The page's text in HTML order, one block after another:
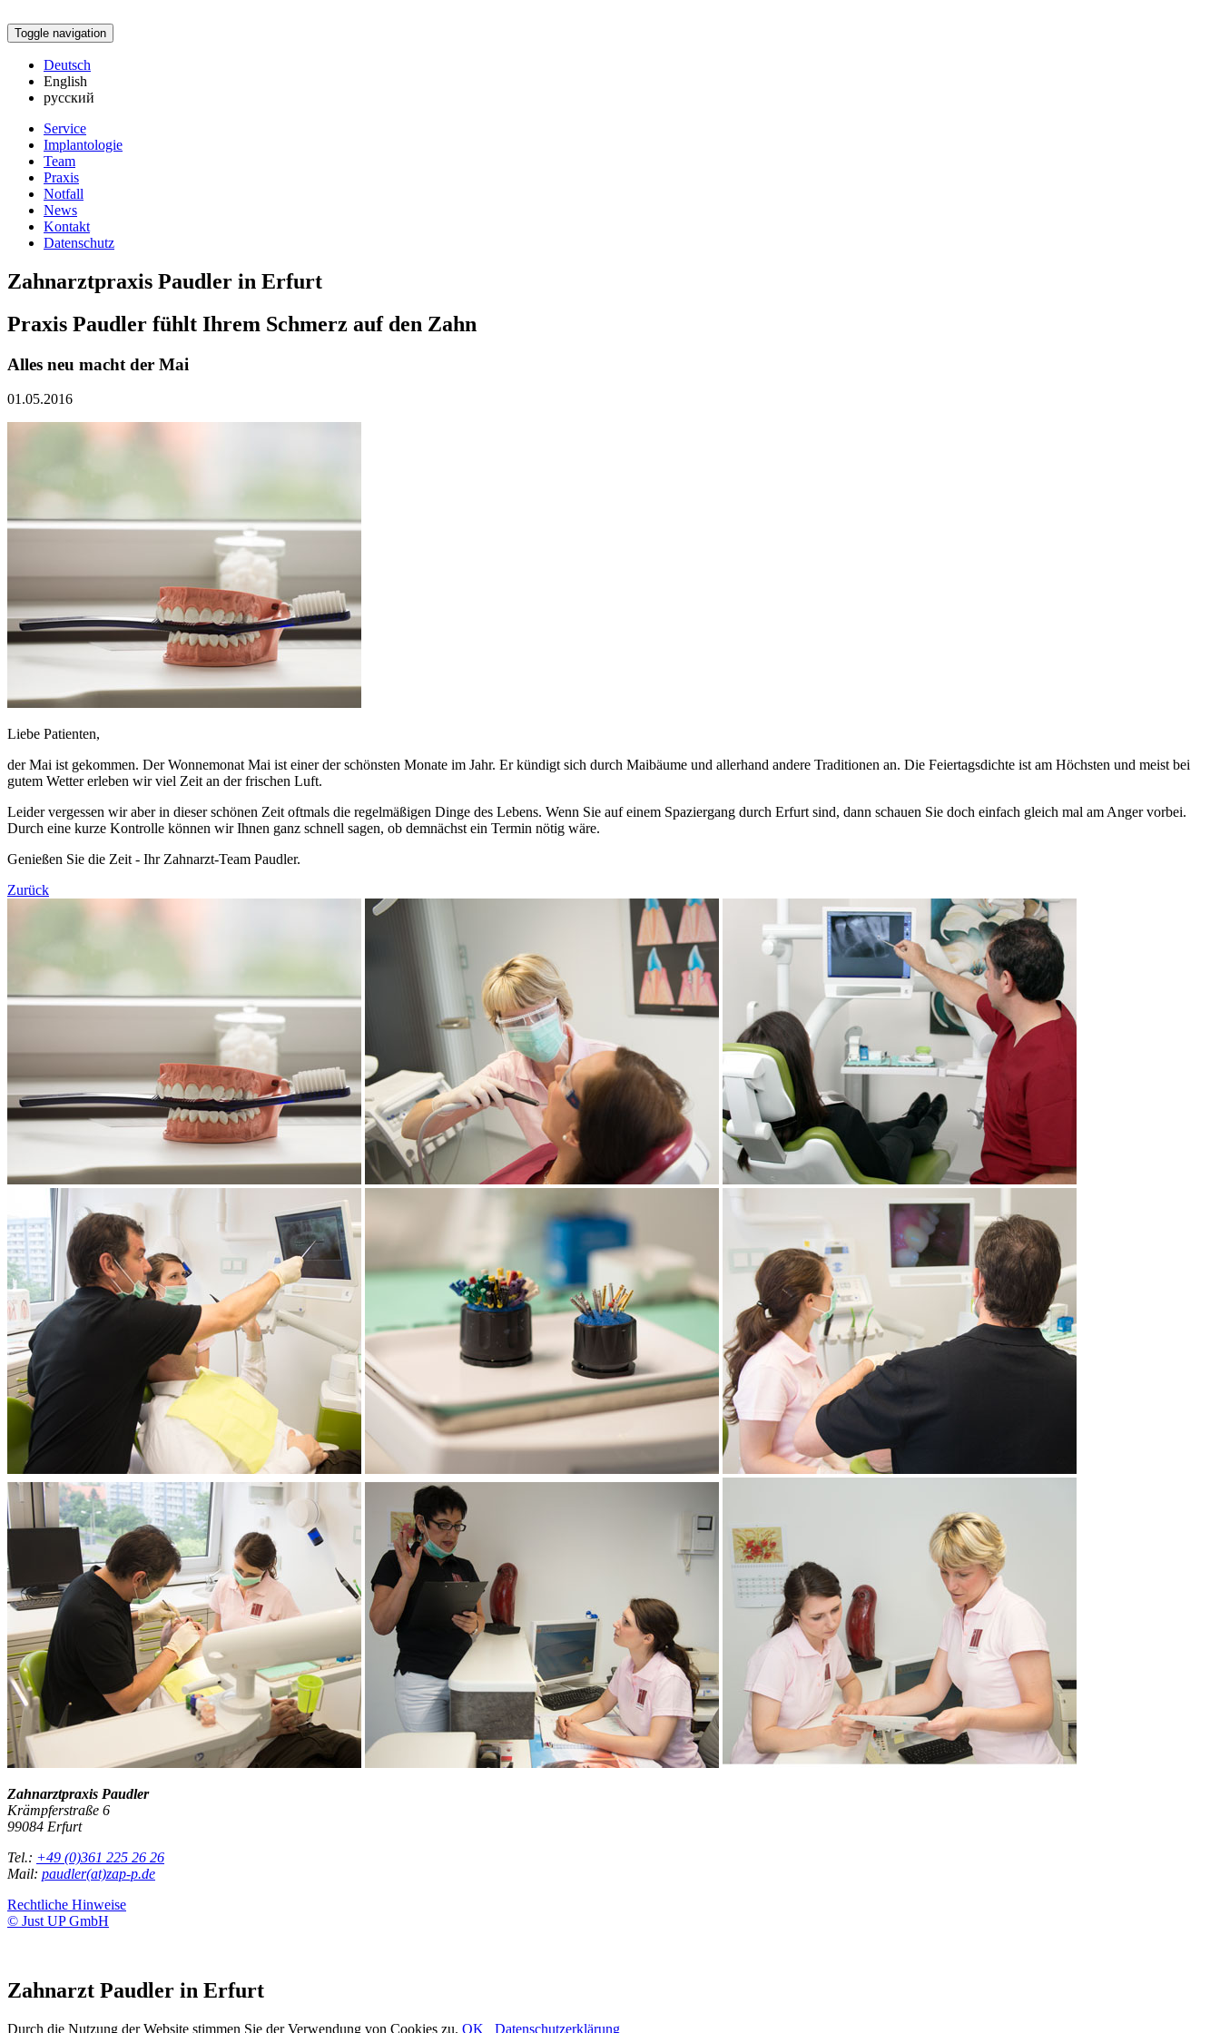
Toggle navigation
Deutsch
English
русский
Service
Implantologie
Team
Praxis
Notfall
News
Kontakt
Datenschutz
Zahnarztpraxis Paudler in Erfurt
Praxis Paudler fühlt Ihrem Schmerz auf den Zahn
Alles neu macht der Mai
01.05.2016
Liebe Patienten,
der Mai ist gekommen. Der Wonnemonat Mai ist einer der schönsten Monate im Jahr. Er kündigt sich durch Maibäume und allerhand andere Traditionen an. Die Feiertagsdichte ist am Höchsten und meist bei
gutem Wetter erleben wir viel Zeit an der frischen Luft.
Leider vergessen wir aber in dieser schönen Zeit oftmals die regelmäßigen Dinge des Lebens. Wenn Sie auf einem Spaziergang durch Erfurt sind, dann schauen Sie doch einfach gleich mal am Anger vorbei.
Durch eine kurze Kontrolle können wir Ihnen ganz schnell sagen, ob demnächst ein Termin nötig wäre.
Genießen Sie die Zeit - Ihr Zahnarzt-Team Paudler.
Zurück
Zahnarztpraxis Paudler
Krämpferstraße 6
99084 Erfurt
Tel.: +49 (0)361 225 26 26
Mail: paudler(at)zap-p.de
Rechtliche Hinweise
© Just UP GmbH
Zahnarzt Paudler in Erfurt
Durch die Nutzung der Website stimmen Sie der Verwendung von Cookies zu. OK Datenschutzerklärung